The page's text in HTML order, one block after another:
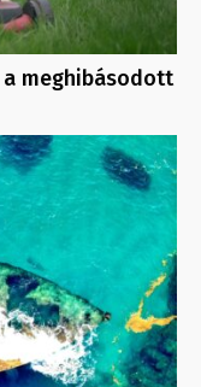
meghibásodott